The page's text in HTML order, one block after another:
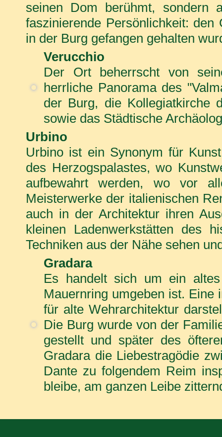
seinen Dom berühmt, sondern
faszinierende Persönlichkeit:
in der Burg gefangen gehalten
Verucchio
Der Ort beherrscht von
herrliche Panorama des
der Burg, die Kollegiatkirche
sowie das Städtische
Urbino
Urbino ist ein Synonym für
des Herzogspalastes, wo
aufbewahrt werden, wo vor
Meisterwerke der italienischen
auch in der Architektur ihren
kleinen Ladenwerkstätten des
Techniken aus der Nähe sehen
Gradara
Es handelt sich um ein
Mauernring umgeben ist. Eine
für alte Wehrarchitektur
Die Burg wurde von der
gestellt und später des
Gradara die Liebestragödie
Dante zu folgendem Reim
bleibe, am ganzen Leibe